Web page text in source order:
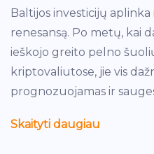
Baltijos investicijų
renesansą. Po metų, kai
ieškojo greito pelno
kriptovaliutose, jie vis
prognozuojamas ir
Skaityti daugiau